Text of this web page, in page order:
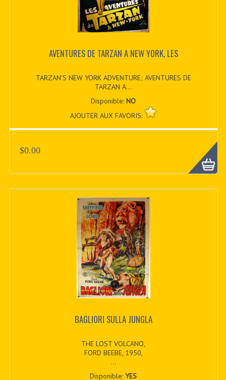
AVENTURES DE TARZAN A NEW YORK, LES
TARZAN'S NEW YORK ADVENTURE; AVENTURES DE
TARZAN A...
Disponible:NO
AJOUTER AUX FAVORIS:
$0.00
BAGLIORI SULLA JUNGLA
THE LOST VOLCANO,
FORD BEEBE, 1950,
...
Disponible:YES